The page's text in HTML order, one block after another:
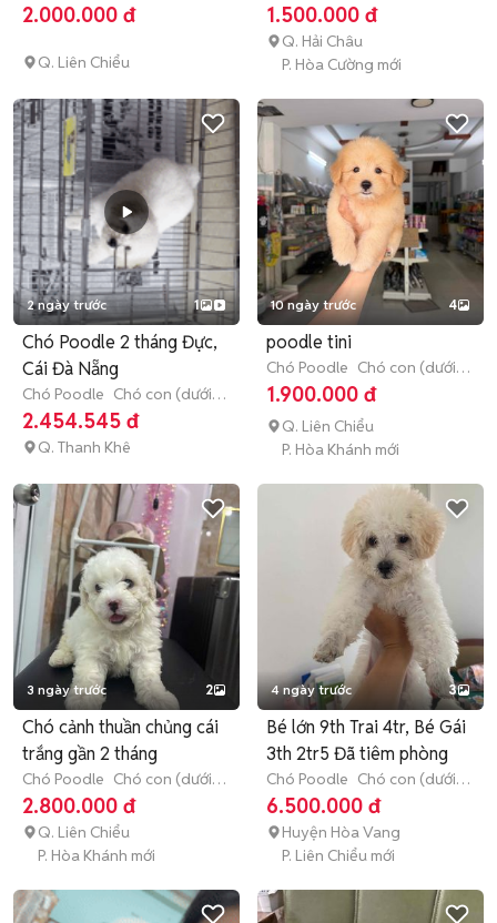
tháng tuổi)
2.000.000 đ
Q. Liên Chiểu
tháng tuổi)
1.500.000 đ
Q. Hải Châu
P. Hòa Cường mới
2 ngày trước 1
Chó Poodle 2 tháng Đực,
Cái Đà Nẵng
Chó Poodle Chó con (dưới 3
tháng tuổi)
2.454.545 đ
Q. Thanh Khê
10 ngày trước 4
poodle tini
Chó Poodle Chó con (dưới 3
tháng tuổi)
1.900.000 đ
Q. Liên Chiểu
P. Hòa Khánh mới
3 ngày trước 2
Chó cảnh thuần chủng cái
trắng gần 2 tháng
Chó Poodle Chó con (dưới 3
tháng tuổi)
2.800.000 đ
Q. Liên Chiểu
P. Hòa Khánh mới
4 ngày trước 3
Bé lớn 9th Trai 4tr, Bé Gái
3th 2tr5 Đã tiêm phòng
Chó Poodle Chó con (dưới 3
tháng tuổi)
6.500.000 đ
Huyện Hòa Vang
P. Liên Chiểu mới